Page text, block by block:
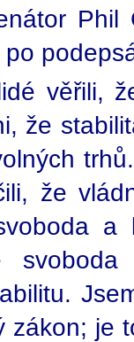
věřili,
že
že
a
zákon; je